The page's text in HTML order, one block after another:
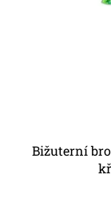
Bižuterní